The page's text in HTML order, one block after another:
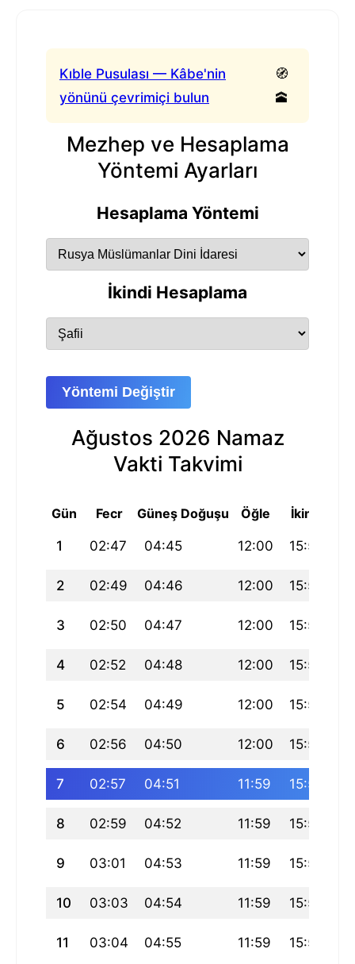
Kıble Pusulası — Kâbe'nin
yönünü çevrimiçi bulun
🧭
🕋
Mezhep ve Hesaplama
Yöntemi Ayarları
Hesaplama Yöntemi
İkindi Hesaplama
Yöntemi Değiştir
Ağustos 2026 Namaz
Vakti Takvimi
Gün Fecr Güneş Doğuşu Öğle İkindi
1 02:47 04:45 12:00 15:58
2 02:49 04:46 12:00 15:58
3 02:50 04:47 12:00 15:57
4 02:52 04:48 12:00 15:57
5 02:54 04:49 12:00 15:56
6 02:56 04:50 12:00 15:56
7 02:57 04:51 11:59 15:55
8 02:59 04:52 11:59 15:54
9 03:01 04:53 11:59 15:54
10 03:03 04:54 11:59 15:53
11 03:04 04:55 11:59 15:53